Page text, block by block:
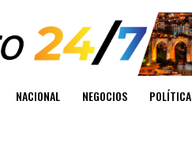
NACIONAL NEGOCIOS POLÍTICA